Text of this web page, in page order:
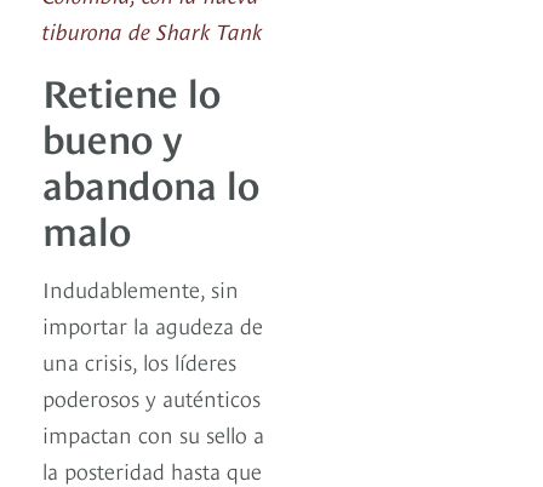
tiburona de Shark Tank
Retiene lo
bueno y
abandona lo
malo
Indudablemente, sin
importar la agudeza de
una crisis, los líderes
poderosos y auténticos
impactan con su sello a
la posteridad hasta que